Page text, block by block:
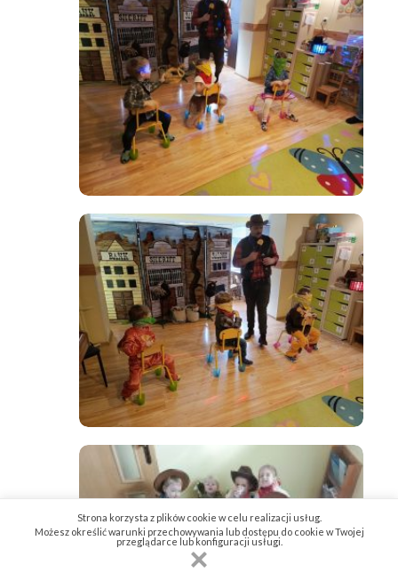
Strona korzysta z plików cookie w celu realizacji usług.
Możesz określić warunki przechowywania lub dostępu do cookie w Twojej
przeglądarce lub konfiguracji usługi.